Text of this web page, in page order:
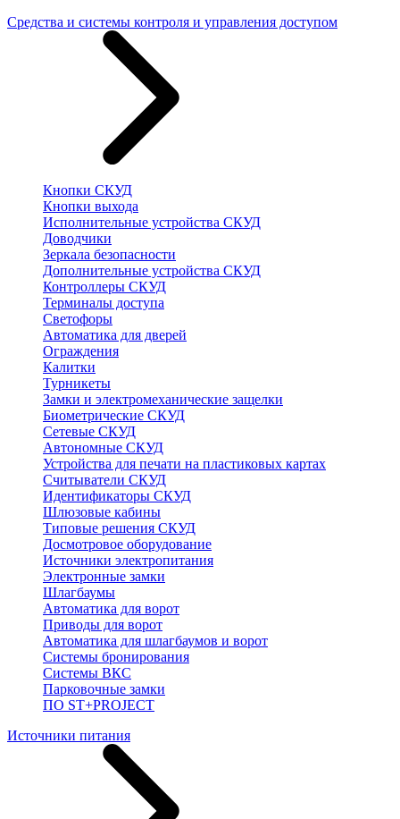
Средства и системы контроля и управления доступом
Кнопки СКУД
Кнопки выхода
Исполнительные устройства СКУД
Доводчики
Зеркала безопасности
Дополнительные устройства СКУД
Контроллеры СКУД
Терминалы доступа
Светофоры
Автоматика для дверей
Ограждения
Калитки
Турникеты
Замки и электромеханические защелки
Биометрические СКУД
Сетевые СКУД
Автономные СКУД
Устройства для печати на пластиковых картах
Считыватели СКУД
Идентификаторы СКУД
Шлюзовые кабины
Типовые решения СКУД
Досмотровое оборудование
Источники электропитания
Электронные замки
Шлагбаумы
Автоматика для ворот
Приводы для ворот
Автоматика для шлагбаумов и ворот
Системы бронирования
Системы ВКС
Парковочные замки
ПО ST+PROJECT
Источники питания